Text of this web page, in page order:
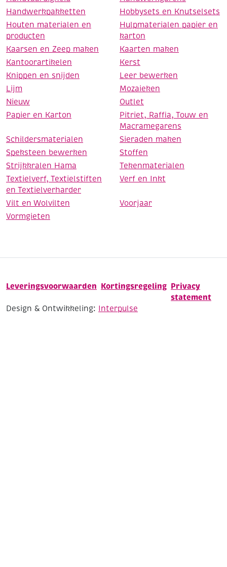
Handwerkpakketten
Hobbysets en Knutselsets
Houten materialen en
producten
Hulpmaterialen papier en
karton
Kaarsen en Zeep maken
Kaarten maken
Kantoorartikelen
Kerst
Knippen en snijden
Leer bewerken
Lijm
Mozaieken
Nieuw
Outlet
Papier en Karton
Pitriet, Raffia, Touw en
Macramegarens
Schildersmaterialen
Sieraden maken
Speksteen bewerken
Stoffen
Strijkkralen Hama
Tekenmaterialen
Textielverf, Textielstiften
en Textielverharder
Verf en Inkt
Vilt en Wolvilten
Voorjaar
Vormgieten
Leveringsvoorwaarden Kortingsregeling Privacy
statement
Design & Ontwikkeling: Interpulse